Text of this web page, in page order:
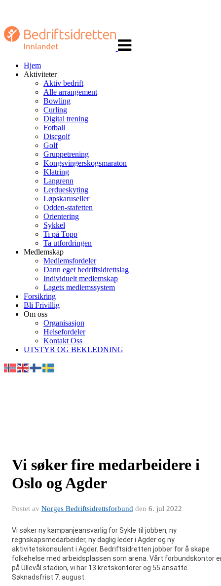
navigasjon
Hjem
Aktiviteter
Aktiv bedrift
Alle arrangement
Bowling
Curling
Digital trening
Fotball
Discgolf
Golf
Gruppetrening
Kongsvingerskogsmaraton
Klatring
Langrenn
Lerdueskyting
Løpskaruseller
Odden-stafetten
Orientering
Sykkel
Ti på Topp
Ta utfordringen
Medlemskap
Medlemsfordeler
Dann eget bedriftsidrettslag
Individuelt medlemskap
Lagets medlemssystem
Forsikring
Bli Frivillig
Om oss
Organisasjon
Helsefordeler
Kontakt Oss
UTSTYR OG BEKLEDNING
Vi søker fire medarbeidere i
Oslo og Agder
Postet av Norges Bedriftsidrettsforbund den 6. jul 2022
Vi søker ny kampanjeansvarlig for Sykle til jobben, ny
regnskapsmedarbeider, ny daglig leder i Agder og ny
aktivitetskonsulent i Agder. Bedriftsidretten jobber for å skape
folkehelse med arbeidsplassen som arena. Vårt forbundskontor
på Ullevål stadion, vi har 13 kretskontorer og 55 ansatte.
Søknadsfrist 7. august.